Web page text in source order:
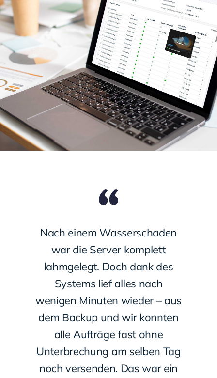
Nach einem Wasserschaden
war die Server komplett
lahmgelegt. Doch dank des
Systems lief alles nach
wenigen Minuten wieder – aus
dem Backup und wir konnten
alle Aufträge fast ohne
Unterbrechung am selben Tag
noch versenden. Das war ein